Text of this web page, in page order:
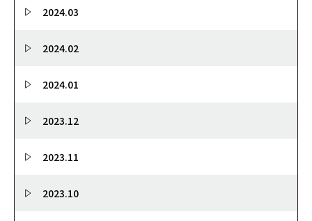
2024.03
2024.02
2024.01
2023.12
2023.11
2023.10